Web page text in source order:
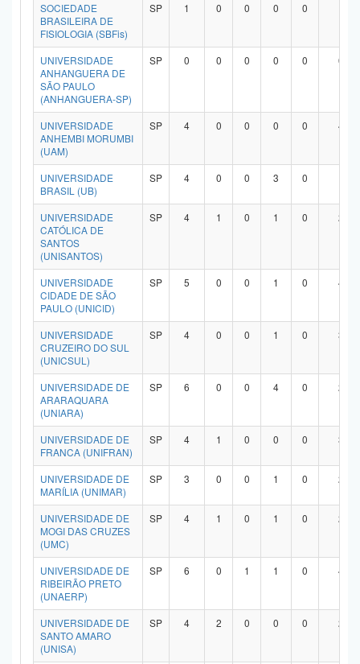
SOCIEDADE
BRASILEIRA DE
FISIOLOGIA (SBFis)
SP 1 0 0 0 0
UNIVERSIDADE
ANHANGUERA DE
SÃO PAULO
(ANHANGUERA-SP)
SP 0 0 0 0 0 0
UNIVERSIDADE
ANHEMBI MORUMBI
(UAM)
SP 4 0 0 0 0 4
UNIVERSIDADE
BRASIL (UB)
SP 4 0 0 3 0
UNIVERSIDADE
CATÓLICA DE
SANTOS
(UNISANTOS)
SP 4 1 0 1 0 2
UNIVERSIDADE
CIDADE DE SÃO
PAULO (UNICID)
SP 5 0 0 1 0 4
UNIVERSIDADE
CRUZEIRO DO SUL
(UNICSUL)
SP 4 0 0 1 0 3
UNIVERSIDADE DE
ARARAQUARA
(UNIARA)
SP 6 0 0 4 0 2
UNIVERSIDADE DE
FRANCA (UNIFRAN)
SP 4 1 0 0 0 3
UNIVERSIDADE DE
MARÍLIA (UNIMAR)
SP 3 0 0 1 0 2
UNIVERSIDADE DE
MOGI DAS CRUZES
(UMC)
SP 4 1 0 1 0 2
UNIVERSIDADE DE
RIBEIRÃO PRETO
(UNAERP)
SP 6 0 1 1 0 4
UNIVERSIDADE DE
SANTO AMARO
(UNISA)
SP 4 2 0 0 0 2